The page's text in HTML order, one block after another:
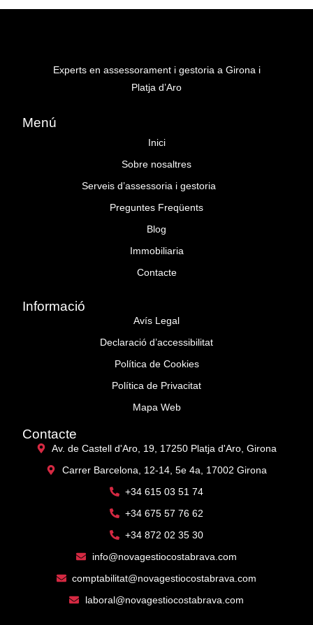
Experts en assessorament i gestoria a Girona i
Platja d’Aro
Menú
Inici
Sobre nosaltres
Serveis d’assessoria i gestoria
Preguntes Freqüents
Blog
Immobiliaria
Contacte
Informació
Avís Legal
Declaració d’accessibilitat
Política de Cookies
Política de Privacitat
Mapa Web
Contacte
Av. de Castell d'Aro, 19, 17250 Platja d'Aro, Girona
Carrer Barcelona, 12-14, 5e 4a, 17002 Girona
+34 615 03 51 74
+34 675 57 76 62
+34 872 02 35 30
info@novagestiocostabrava.com
comptabilitat@novagestiocostabrava.com
laboral@novagestiocostabrava.com